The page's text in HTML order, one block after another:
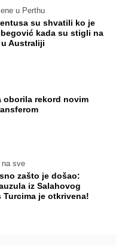
u Perthu
su shvatili ko je
kada su stigli na
Australiji
oborila rekord novim
na sve
zašto je došao:
iz Salahovog
Turcima je otkrivena!